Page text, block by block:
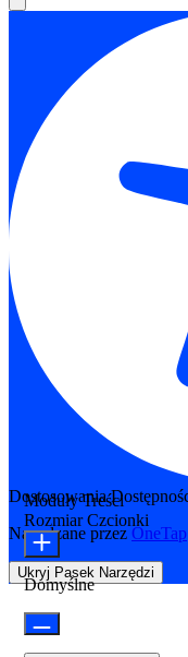
Dostosowania
Napędzane przez OneTap
Ukryj Pasek Narzędzi
Moduły Treści
Rozmiar Czcionki
Domyślne